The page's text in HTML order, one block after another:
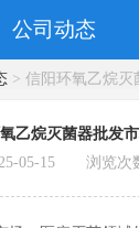
公司动态
> 信阳环氧乙烷灭
乙烷灭菌器批发
05-15 浏览次